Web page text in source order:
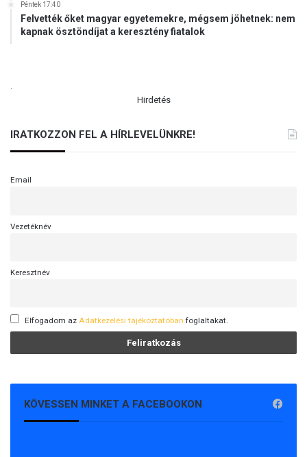
Péntek 17:40
Felvették őket magyar egyetemekre, mégsem jöhetnek: nem
kapnak ösztöndíjat a keresztény fiatalok
.
Hirdetés
IRATKOZZON FEL A HÍRLEVELÜNKRE!
Email
Vezetéknév
Keresztnév
Elfogadom az Adatkezelési tájékoztatóban foglaltakat.
KÖVESSEN MINKET A FACEBOOKON